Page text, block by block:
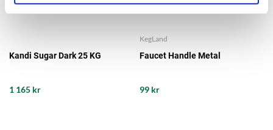
Kandi Sugar Dark 25 KG
1 165 kr
KegLand
Faucet Handle Metal
99 kr